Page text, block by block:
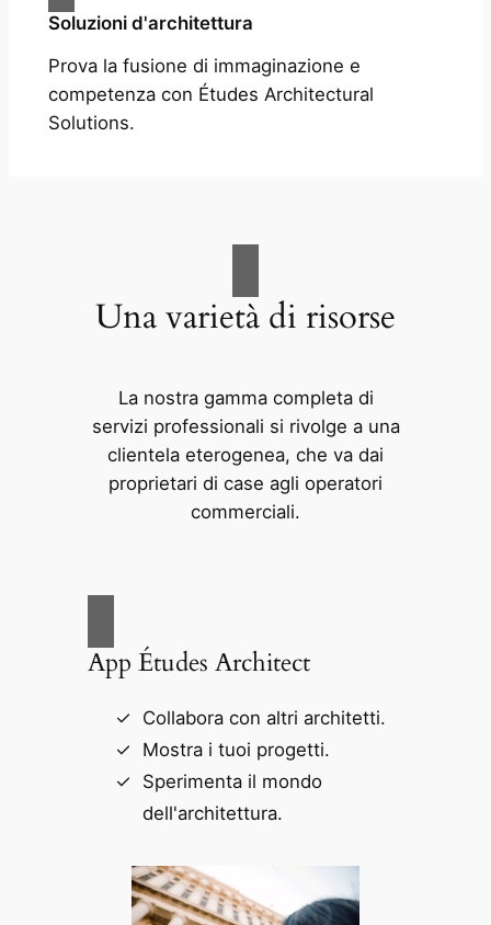
Soluzioni d'architettura
Prova la fusione di immaginazione e
competenza con Études Architectural
Solutions.
Una varietà di risorse
La nostra gamma completa di
servizi professionali si rivolge a una
clientela eterogenea, che va dai
proprietari di case agli operatori
commerciali.
App Études Architect
Collabora con altri architetti.
Mostra i tuoi progetti.
Sperimenta il mondo
dell'architettura.